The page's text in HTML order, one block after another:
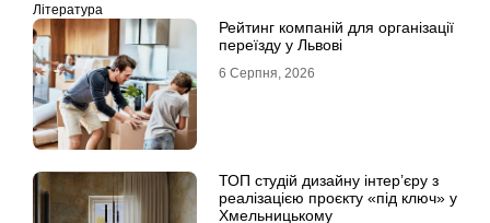
Література
Рейтинг компаній для організації
переїзду у Львові
6 Серпня, 2026
ТОП студій дизайну інтер’єру з
реалізацією проєкту «під ключ» у
Хмельницькому